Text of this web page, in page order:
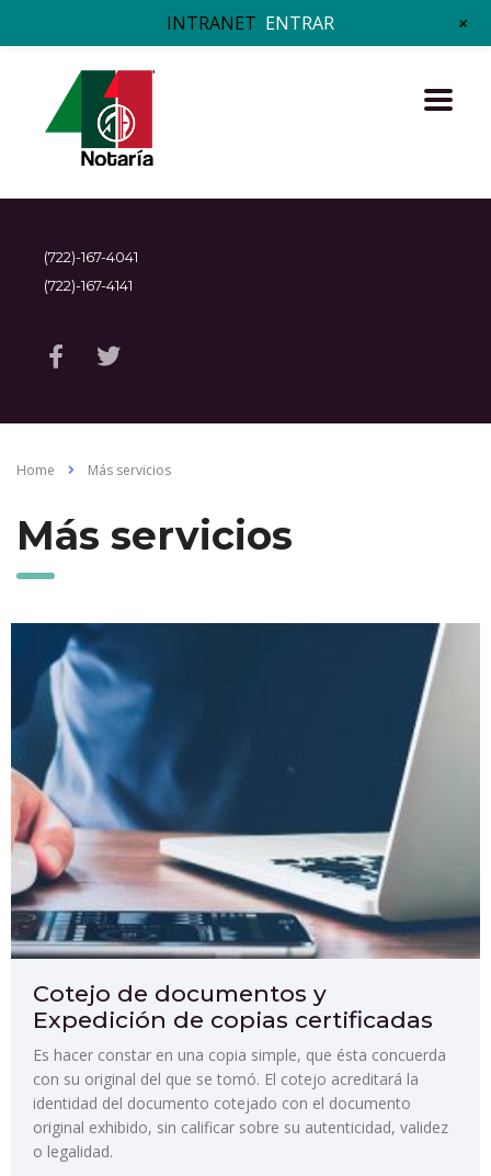
(722)-167-4041
(722)-167-4141
Home Más servicios
Más servicios
Cotejo de documentos y
Expedición de copias certificadas
Es hacer constar en una copia simple, que ésta concuerda
con su original del que se tomó. El cotejo acreditará la
identidad del documento cotejado con el documento
original exhibido, sin calificar sobre su autenticidad, validez
o legalidad.
INTRANET ENTRAR +